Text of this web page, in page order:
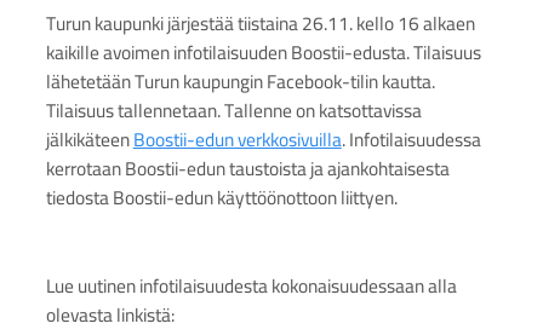
Turun kaupunki järjestää tiistaina 26.11. kello 16 alkaen
kaikille avoimen infotilaisuuden Boostii-edusta. Tilaisuus
lähetetään Turun kaupungin Facebook-tilin kautta.
Tilaisuus tallennetaan. Tallenne on katsottavissa
jälkikäteenBoostii-edun verkkosivuilla. Infotilaisuudessa
kerrotaan Boostii-edun taustoista ja ajankohtaisesta
tiedosta Boostii-edun käyttöönottoon liittyen.
Lue uutinen infotilaisuudesta kokonaisuudessaan alla
olevasta linkistä: